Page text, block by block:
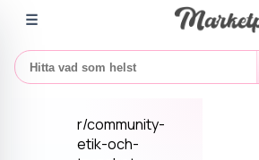
☰
r/community-
etik-och-